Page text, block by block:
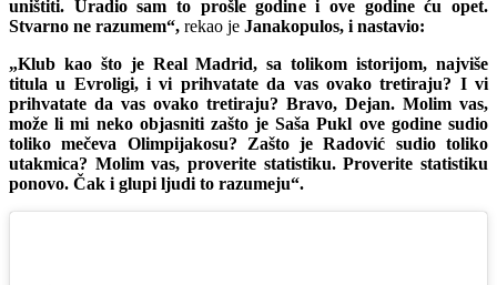
uništiti. Uradio sam to prošle godine i ove godine ću opet.
Stvarno ne razumem“, rekao je Janakopulos, i nastavio:
„Klub kao što je Real Madrid, sa tolikom istorijom, najviše
titula u Evroligi, i vi prihvatate da vas ovako tretiraju? I vi
prihvatate da vas ovako tretiraju? Bravo, Dejan. Molim vas,
može li mi neko objasniti zašto je Saša Pukl ove godine sudio
toliko mečeva Olimpijakosu? Zašto je Radović sudio toliko
utakmica? Molim vas, proverite statistiku. Proverite statistiku
ponovo. Čak i glupi ljudi to razumeju“.